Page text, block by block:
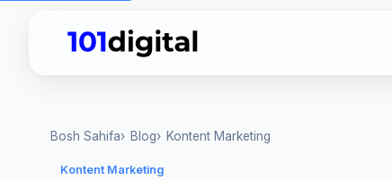
Bosh Sahifa Blog Kontent Marketing
Kontent Marketing